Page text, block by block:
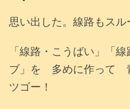
思い出した。線路もスル
「線路・こうばい」「
ブ」を 多めに作って
ツゴー！